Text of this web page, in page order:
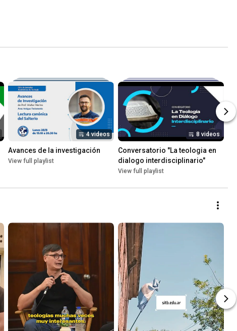
4 videos
Avances de la investigación
View full playlist
8 videos
Conversatorio "La teologia en
dialogo interdisciplinario"
View full playlist